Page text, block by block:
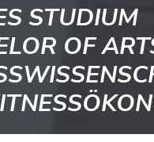
STUDIUM
OF